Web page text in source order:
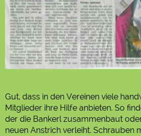
Gut, dass in den Vereinen viele
Mitglieder ihre Hilfe anbieten. So
der die Bankerl zusammenbaut
neuen Anstrich verleiht. Schrauben